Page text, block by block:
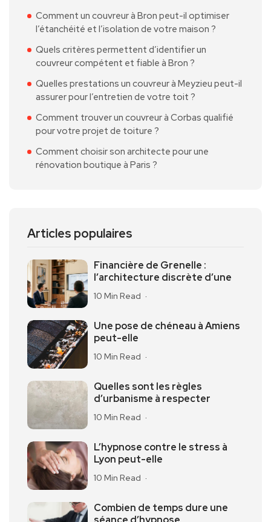
Comment un couvreur à Bron peut-il optimiser
l’étanchéité et l’isolation de votre maison ?
Quels critères permettent d’identifier un
couvreur compétent et fiable à Bron ?
Quelles prestations un couvreur à Meyzieu peut-il
assurer pour l’entretien de votre toit ?
Comment trouver un couvreur à Corbas qualifié
pour votre projet de toiture ?
Comment choisir son architecte pour une
rénovation boutique à Paris ?
Articles populaires
Financière de Grenelle :
l’architecture discrète d’une
10 Min Read
Une pose de chéneau à Amiens
peut-elle
10 Min Read
Quelles sont les règles
d’urbanisme à respecter
10 Min Read
L’hypnose contre le stress à
Lyon peut-elle
10 Min Read
Combien de temps dure une